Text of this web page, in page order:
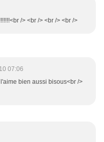
/> <br /> <br /> <br />
07:06
bien aussi bisous<br />